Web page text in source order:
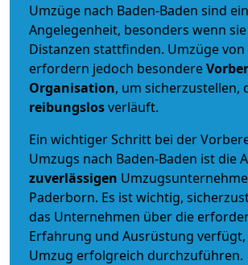
Umzüge nach Baden-Baden sind
Angelegenheit, besonders wenn
Distanzen stattfinden. Umzüge
erfordern jedoch besondere
Organisation, um sicherzustellen,
reibungslosverläuft.
Ein wichtiger Schritt bei der
Umzugs nach Baden-Baden ist die
zuverlässigen
Paderborn. Es ist wichtig,
das Unternehmen über die
Erfahrung und Ausrüstung
Umzug erfolgreich durchzuführen.